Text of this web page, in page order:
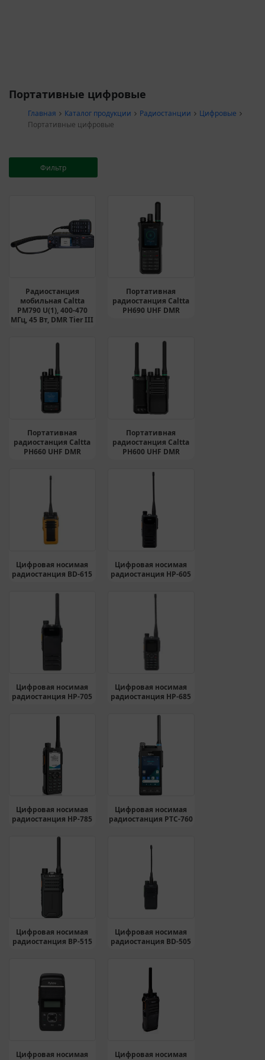
Портативные цифровые
Главная Каталог продукции Радиостанции
Цифровые
Портативные цифровые
Фильтр
Радиостанция
мобильная Caltta
PM790 U(1), 400-470
МГц, 45 Вт, DMR Tier III
Портативная
радиостанция Caltta
PH690 UHF DMR
Портативная
радиостанция Caltta
PH660 UHF DMR
Портативная
радиостанция Caltta
PH600 UHF DMR
Цифровая носимая
радиостанция BD-615
Цифровая носимая
радиостанция HP-605
Цифровая носимая
радиостанция HP-705
Цифровая носимая
радиостанция HP-685
Цифровая носимая
радиостанция HP-785
Цифровая носимая
радиостанция PTC-760
Цифровая носимая
радиостанция BP-515
Цифровая носимая
радиостанция BD-505
Цифровая носимая
Цифровая носимая